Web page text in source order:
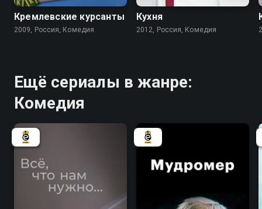
Кремлевские курсанты
2009, Россия, Комедия
Кухня
2012, Россия, Комедия
Ещё сериалы в жанре:
Комедия